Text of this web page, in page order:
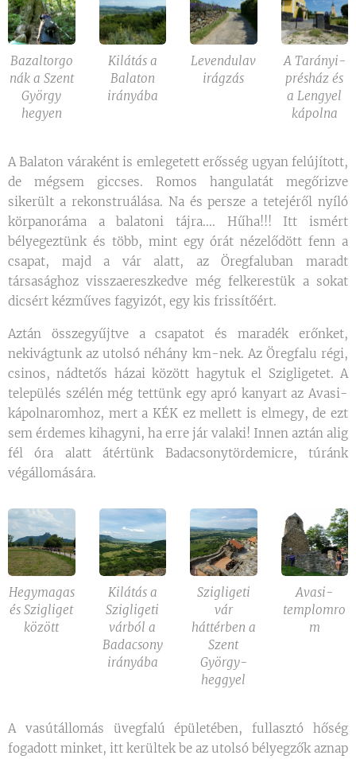
Bazaltorgo
nák a Szent
György
hegyen
Kilátás a
Balaton
irányába
Levendulav
irágzás
A Tarányi-
présház és
a Lengyel
kápolna
A Balaton váraként is emlegetett erősség ugyan felújított,
de mégsem giccses. Romos hangulatát megőrizve
sikerült a rekonstruálása. Na és persze a tetejéről nyíló
körpanoráma a balatoni tájra.... Hűha!!! Itt ismért
bélyegeztünk és több, mint egy órát nézelődött fenn a
csapat, majd a vár alatt, az Öregfaluban maradt
társasághoz visszaereszkedve még felkerestük a sokat
dicsért kézműves fagyizót, egy kis frissítőért.
Aztán összegyűjtve a csapatot és maradék erőnket,
nekivágtunk az utolsó néhány km-nek. Az Öregfalu régi,
csinos, nádtetős házai között hagytuk el Szigligetet. A
település szélén még tettünk egy apró kanyart az Avasi-
kápolnaromhoz, mert a KÉK ez mellett is elmegy, de ezt
sem érdemes kihagyni, ha erre jár valaki! Innen aztán alig
fél óra alatt átértünk Badacsonytördemicre, túránk
végállomására.
Hegymagas
és Szigliget
között
Kilátás a
Szigligeti
várból a
Badacsony
irányába
Szigligeti
vár
háttérben a
Szent
György-
heggyel
Avasi-
templomro
m
A vasútállomás üvegfalú épületében, fullasztó hőség
fogadott minket, itt kerültek be az utolsó bélyegzők aznap